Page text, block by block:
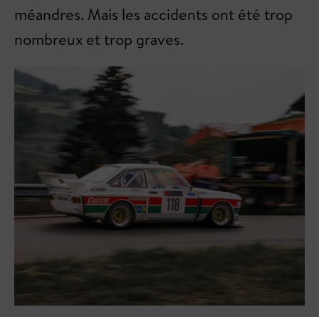
méandres. Mais les accidents ont été trop
nombreux et trop graves.